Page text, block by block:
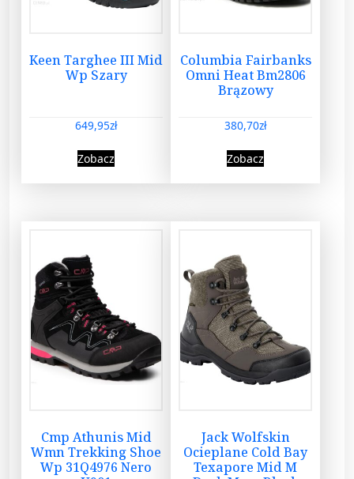
Keen Targhee III Mid
Wp Szary
649,95zł
Zobacz
Columbia Fairbanks
Omni Heat Bm2806
Brązowy
380,70zł
Zobacz
Cmp Athunis Mid
Wmn Trekking Shoe
Wp 31Q4976 Nero
Jack Wolfskin
Ocieplane Cold Bay
Texapore Mid M